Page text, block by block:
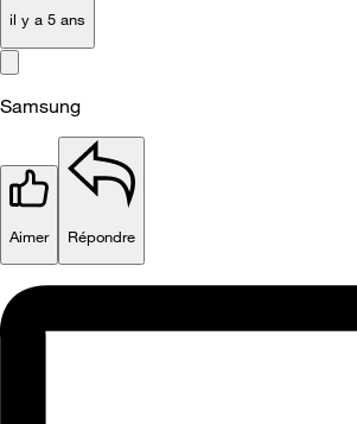
il y a 5 ans
Samsung
Aimer Répondre